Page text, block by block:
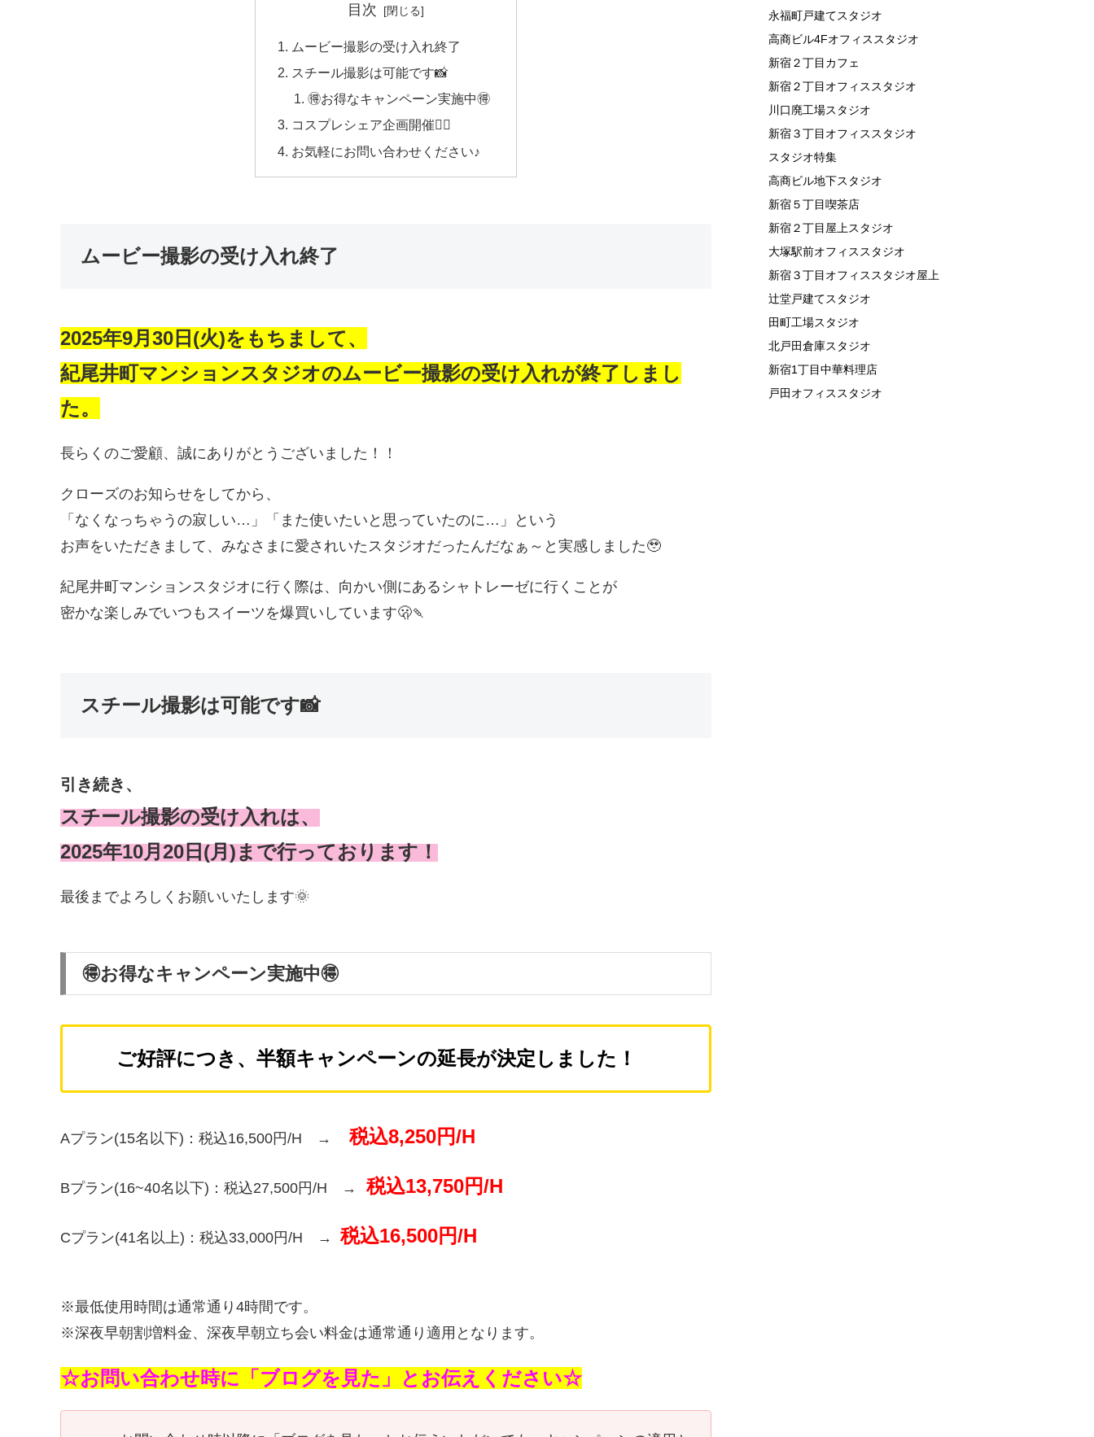
目次
ムービー撮影の受け入れ終了
スチール撮影は可能です📸
🉐お得なキャンペーン実施中🉐
コスプレシェア企画開催🧚‍♀️
お気軽にお問い合わせください♪
ムービー撮影の受け入れ終了
2025年9月30日(火)をもちまして、
紀尾井町マンションスタジオのムービー撮影の受け入れが終了しまし
た。
長らくのご愛顧、誠にありがとうございました！！
クローズのお知らせをしてから、
「なくなっちゃうの寂しい…」「また使いたいと思っていたのに…」という
お声をいただきまして、みなさまに愛されいたスタジオだったんだなぁ～と実感しました🥹
紀尾井町マンションスタジオに行く際は、向かい側にあるシャトレーゼに行くことが
密かな楽しみでいつもスイーツを爆買いしています🫢🍡
スチール撮影は可能です📸
引き続き、
スチール撮影の受け入れは、
2025年10月20日(月)まで行っております！
最後までよろしくお願いいたします🌞
🉐お得なキャンペーン実施中🉐
ご好評につき、半額キャンペーンの延長が決定しました！
Aプラン(15名以下)：税込16,500円/H → 税込8,250円/H
Bプラン(16~40名以下)：税込27,500円/H → 税込13,750円/H
Cプラン(41名以上)：税込33,000円/H → 税込16,500円/H
※最低使用時間は通常通り4時間です。
※深夜早朝割増料金、深夜早朝立ち会い料金は通常通り適用となります。
☆お問い合わせ時に「ブログを見た」とお伝えください☆
永福町戸建てスタジオ
高商ビル4Fオフィススタジオ
新宿２丁目カフェ
新宿２丁目オフィススタジオ
川口廃工場スタジオ
新宿３丁目オフィススタジオ
スタジオ特集
高商ビル地下スタジオ
新宿５丁目喫茶店
新宿２丁目屋上スタジオ
大塚駅前オフィススタジオ
新宿３丁目オフィススタジオ屋上
辻堂戸建てスタジオ
田町工場スタジオ
北戸田倉庫スタジオ
新宿1丁目中華料理店
戸田オフィススタジオ